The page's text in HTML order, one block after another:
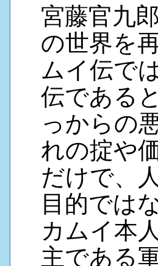
宮藤官九
の世界を
ムイ伝で
伝である
っからの
れの掟や
だけで、
目的では
カムイ本
主である